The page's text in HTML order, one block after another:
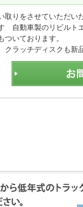
りをさせていただい
ゞ自動車製のリビルト
ついております。
クラッチディスクも新